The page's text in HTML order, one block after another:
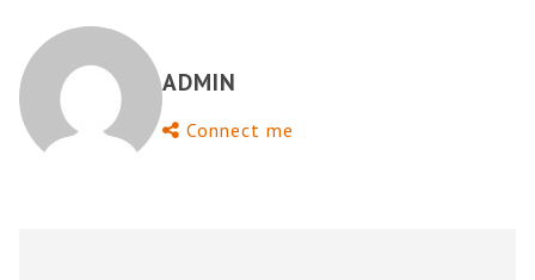
ADMIN
Connect me